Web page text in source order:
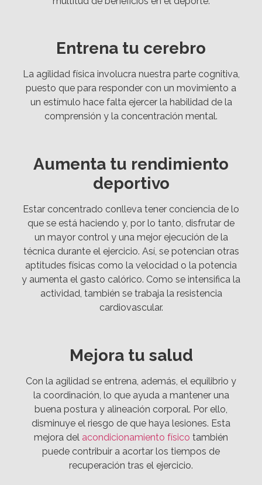
Entrena tu cerebro
La agilidad física involucra nuestra parte cognitiva,
puesto que para responder con un movimiento a
un estímulo hace falta ejercer la habilidad de la
comprensión y la concentración mental.
Aumenta tu rendimiento
deportivo
Estar concentrado conlleva tener conciencia de lo
que se está haciendo y, por lo tanto, disfrutar de
un mayor control y una mejor ejecución de la
técnica durante el ejercicio. Así, se potencian otras
aptitudes físicas como la velocidad o la potencia
y aumenta el gasto calórico. Como se intensifica la
actividad, también se trabaja la resistencia
cardiovascular.
Mejora tu salud
Con la agilidad se entrena, además, el equilibrio y
la coordinación, lo que ayuda a mantener una
buena postura y alineación corporal. Por ello,
disminuye el riesgo de que haya lesiones. Esta
mejora del acondicionamiento físico también
puede contribuir a acortar los tiempos de
recuperación tras el ejercicio.